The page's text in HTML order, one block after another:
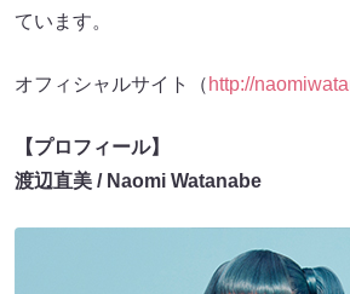
ています。
オフィシャルサイト（ http://
【プロフィール】
渡辺直美 / Naomi Watanabe